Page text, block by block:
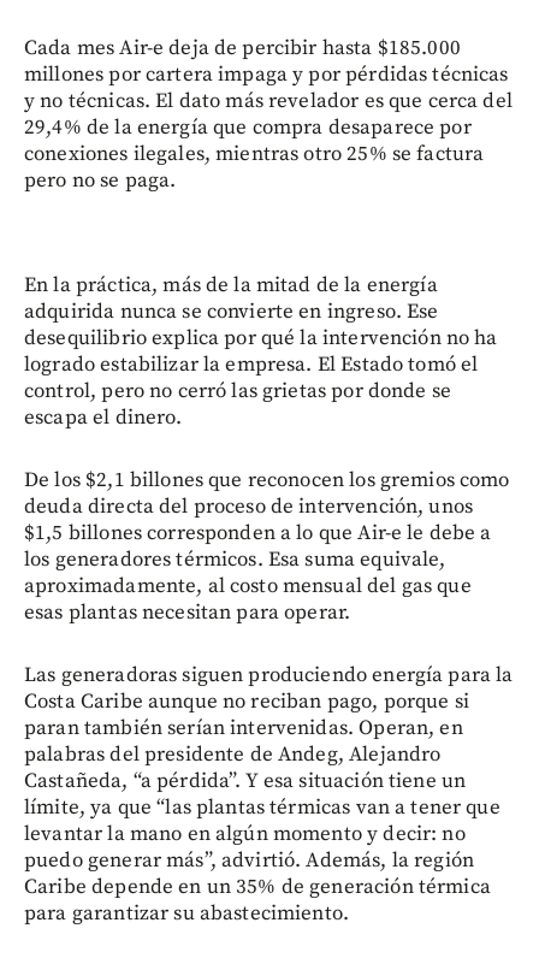
Cada mes Air-e deja de percibir hasta $185.000
millones por cartera impaga y por pérdidas técnicas
y no técnicas. El dato más revelador es que cerca del
29,4% de la energía que compra desaparece por
conexiones ilegales, mientras otro 25% se factura
pero no se paga.
En la práctica, más de la mitad de la energía
adquirida nunca se convierte en ingreso. Ese
desequilibrio explica por qué la intervención no ha
logrado estabilizar la empresa. El Estado tomó el
control, pero no cerró las grietas por donde se
escapa el dinero.
De los $2,1 billones que reconocen los gremios como
deuda directa del proceso de intervención, unos
$1,5 billones corresponden a lo que Air-e le debe a
los generadores térmicos. Esa suma equivale,
aproximadamente, al costo mensual del gas que
esas plantas necesitan para operar.
Las generadoras siguen produciendo energía para la
Costa Caribe aunque no reciban pago, porque si
paran también serían intervenidas. Operan, en
palabras del presidente de Andeg, Alejandro
Castañeda, “a pérdida”. Y esa situación tiene un
límite, ya que “las plantas térmicas van a tener que
levantar la mano en algún momento y decir: no
puedo generar más”, advirtió. Además, la región
Caribe depende en un 35% de generación térmica
para garantizar su abastecimiento.